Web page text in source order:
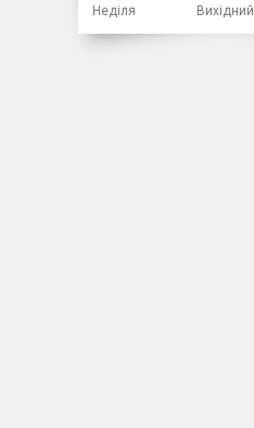
Неділя
Вихідний